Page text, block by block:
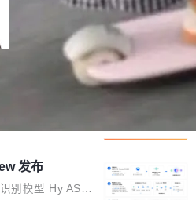
、macOS / Linu
# macOS / Linu
solon.noea
用可承载的上下
张与代码历史的
、接口契约、业
十乃至数百个文
联网络。传统的
目录遍历）仅能
触及代码的语义
用代码智能体在
码仓理解"瓶
简称" CodeBas
算法工程
起案件：北京一
自己接的私活腾
部门的全部核心
区某科技公司AI
在公司内部架构
数据从A集群迁
"。 他没有迁移
他使用此前登录
条被程序员圈
：KV ca
提升 4
型系列之一，但
存了。月之暗面
是长上下文、M
瘾，但 GPU 显
Workers AI 团队
发布
别模型 Hy ASR